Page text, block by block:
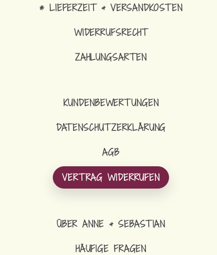
* LIEFERZEIT & VERSANDKOSTEN
WIDERRUFSRECHT
ZAHLUNGSARTEN
KUNDENBEWERTUNGEN
DATENSCHUTZERKLÄRUNG
AGB
VERTRAG WIDERRUFEN
ÜBER ANNE & SEBASTIAN
HÄUFIGE FRAGEN